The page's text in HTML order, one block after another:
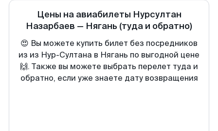
Цены на авиабилеты Нурсултан
Назарбаев — Нягань (туда и обратно)
😍 Вы можете купить билет без посредников
из из Нур-Султана в Нягань по выгодной цене
🙌. Также вы можете выбрать перелет туда и
обратно, если уже знаете дату возвращения